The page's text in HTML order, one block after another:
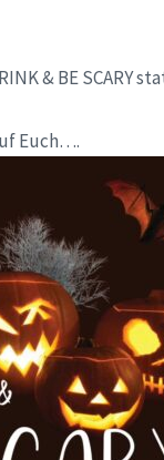
& BE SCARY
Euch….